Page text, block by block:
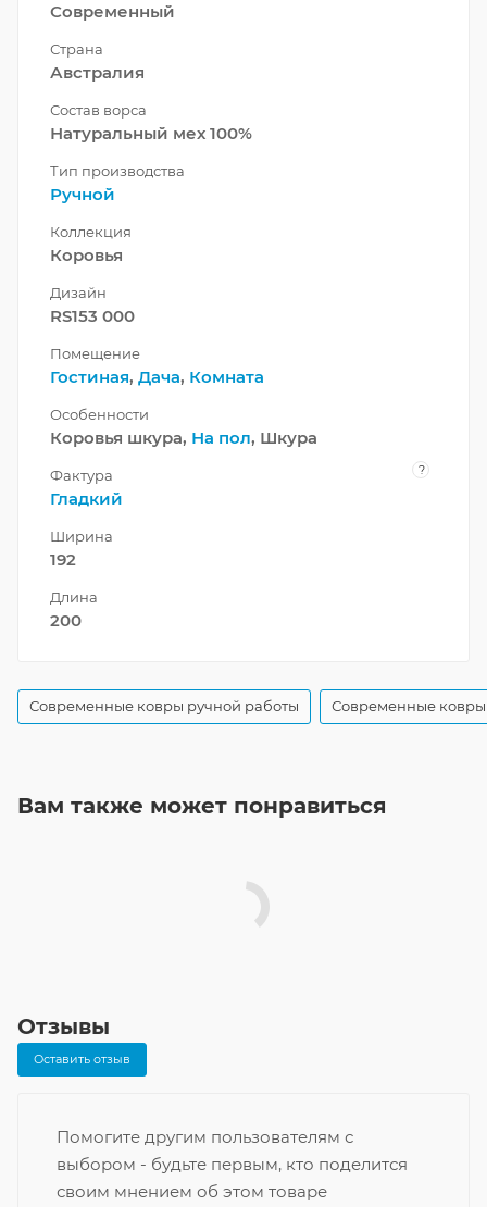
Современный
Страна
Австралия
Состав ворса
Натуральный мех 100%
Тип производства
Ручной
Коллекция
Коровья
Дизайн
RS153 000
Помещение
Гостиная, Дача, Комната
Особенности
Коровья шкура, На пол, Шкура
Фактура ?
Гладкий
Ширина
192
Длина
200
Современные ковры ручной работы Современные ковры
Вам также может понравиться
Отзывы
Оставить отзыв
Помогите другим пользователям с
выбором - будьте первым, кто поделится
своим мнением об этом товаре